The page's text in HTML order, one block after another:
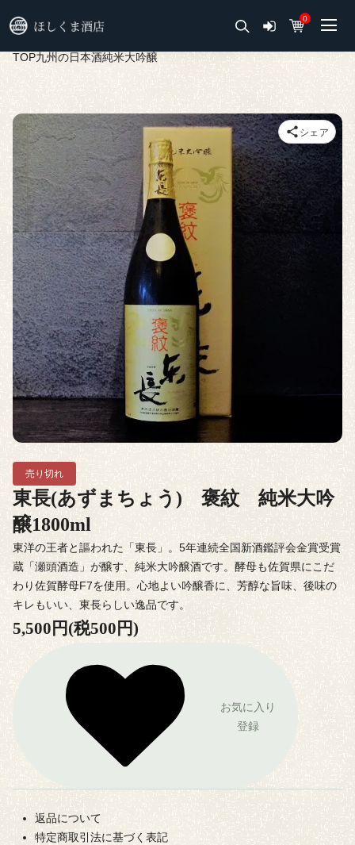
0
TOP九州の日本酒純米大吟醸
売り切れ
東長(あずまちょう) 褒紋 純米大吟
醸1800ml
東洋の王者と謳われた「東長」。5年連続全国新酒鑑評会金賞受賞
蔵「瀬頭酒造」が醸す、純米大吟醸酒です。酵母も佐賀県にこだ
わり佐賀酵母F7を使用。心地よい吟醸香に、芳醇な旨味、後味の
キレもいい、東長らしい逸品です。
5,500円(税500円)
お気に入り
登録
返品について
特定商取引法に基づく表記
シェア